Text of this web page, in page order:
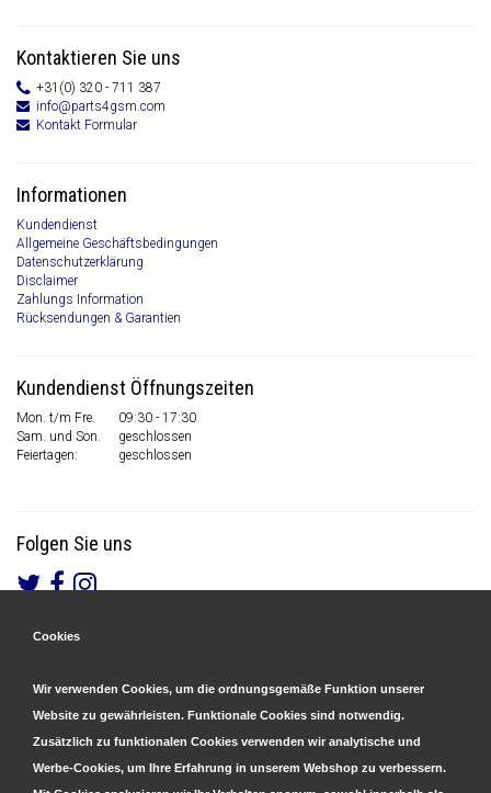
Kontaktieren Sie uns
+31(0) 320 - 711 387
info@parts4gsm.com
Kontakt Formular
Informationen
Kundendienst
Allgemeine Geschäftsbedingungen
Datenschutzerklärung
Disclaimer
Zahlungs Information
Rücksendungen & Garantien
Kundendienst Öffnungszeiten
Mon. t/m Fre.
09:30 - 17:30
Sam. und Son.
geschlossen
Feiertagen:
geschlossen
Folgen Sie uns
Cookies
Wir verwenden Cookies, um die ordnungsgemäße Funktion unserer
Website zu gewährleisten. Funktionale Cookies sind notwendig.
Zusätzlich zu funktionalen Cookies verwenden wir analytische und
Werbe-Cookies, um Ihre Erfahrung in unserem Webshop zu verbessern.